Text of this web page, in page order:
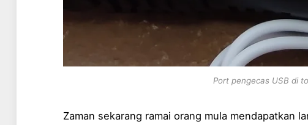
Port pengecas USB di
Zaman sekarang ramai orang mula mendapatkan